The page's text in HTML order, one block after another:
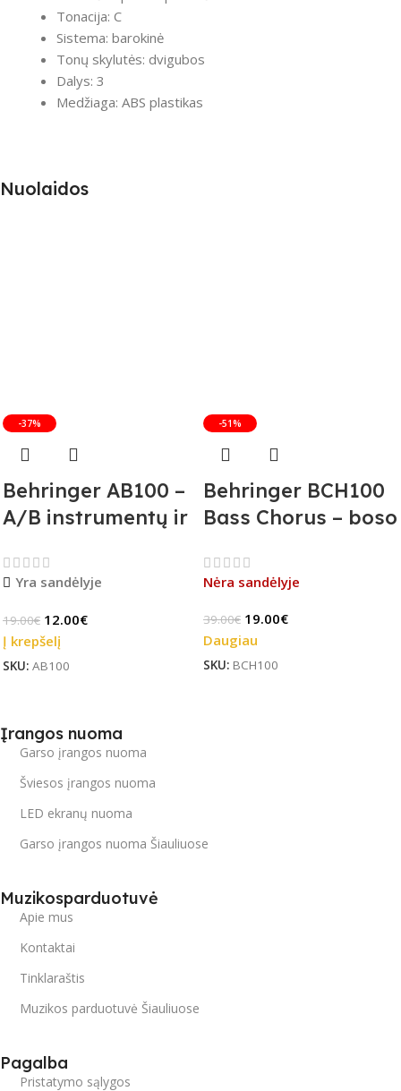
Tonacija: C
Sistema: barokinė
Tonų skylutės: dvigubos
Dalys: 3
Medžiaga: ABS plastikas
Nuolaidos
-37%
Behringer AB100 –
A/B instrumentų ir
jungiklis
Yra sandėlyje
19.00€ 12.00€
Į krepšelį
SKU: AB100
-51%
Behringer BCH100
Bass Chorus – boso
Stock)
Nėra sandėlyje
39.00€ 19.00€
Daugiau
SKU: BCH100
Įrangos nuoma
Garso įrangos nuoma
Šviesos įrangos nuoma
LED ekranų nuoma
Garso įrangos nuoma Šiauliuose
Muzikosparduotuvė
Apie mus
Kontaktai
Tinklaraštis
Muzikos parduotuvė Šiauliuose
Pagalba
Pristatymo sąlygos